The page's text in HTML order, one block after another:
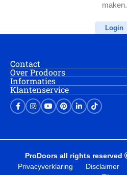
maken.
Login
Contact
Over Prodoors
Informaties
Klantenservice
ProDoors all rights reserved
Privacyverklaring
Disclaimer